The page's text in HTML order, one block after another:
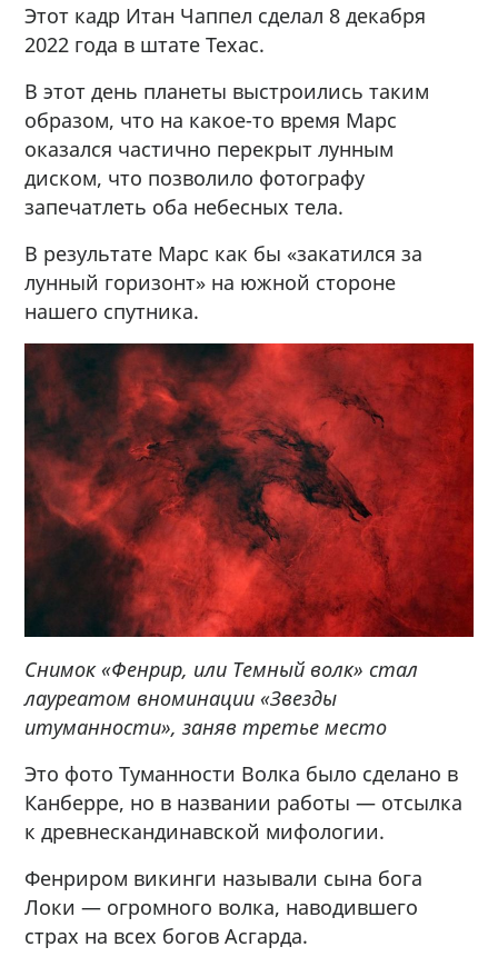
Этот кадр Итан Чаппел сделал 8 декабря
2022 года в штате Техас.
В этот день планеты выстроились таким
образом, что на какое-то время Марс
оказался частично перекрыт лунным
диском, что позволило фотографу
запечатлеть оба небесных тела.
В результате Марс как бы «закатился за
лунный горизонт» на южной стороне
нашего спутника.
Снимок «Фенрир, или Темный волк» стал
лауреатом вноминации «Звезды
итуманности», заняв третье место
Это фото Туманности Волка было сделано в
Канберре, но в названии работы — отсылка
к древнескандинавской мифологии.
Фенриром викинги называли сына бога
Локи — огромного волка, наводившего
страх на всех богов Асгарда.